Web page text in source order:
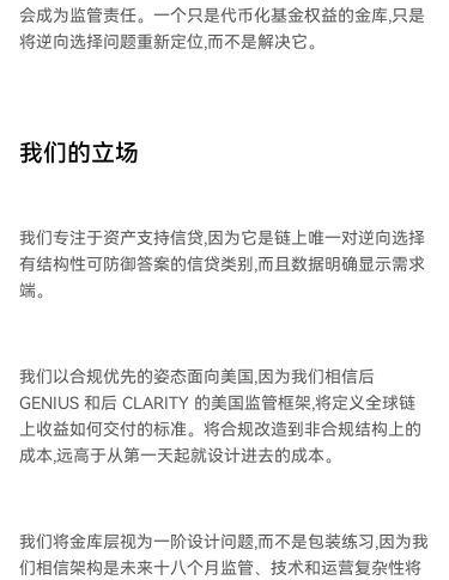
会成为监管责任。一个只是代币化基金权益的金库,只是
将逆向选择问题重新定位,而不是解决它。
我们的立场
我们专注于资产支持信贷,因为它是链上唯一对逆向选择
有结构性可防御答案的信贷类别,而且数据明确显示需求
端。
我们以合规优先的姿态面向美国,因为我们相信后
GENIUS 和后 CLARITY 的美国监管框架,将定义全球链
上收益如何交付的标准。将合规改造到非合规结构上的
成本,远高于从第一天起就设计进去的成本。
我们将金库层视为一阶设计问题,而不是包装练习,因为我
们相信架构是未来十八个月监管、技术和运营复杂性将